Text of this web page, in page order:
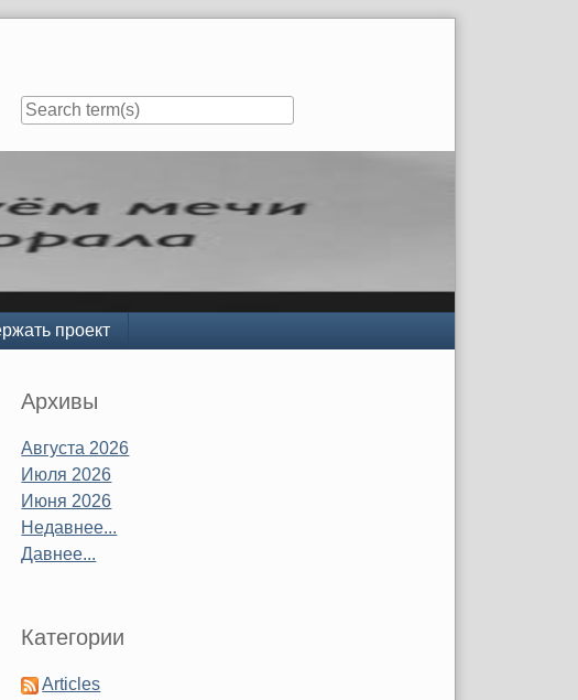
проект
Архивы
Августа 2026
Июля 2026
Июня 2026
Недавнее...
Давнее...
Категории
Articles